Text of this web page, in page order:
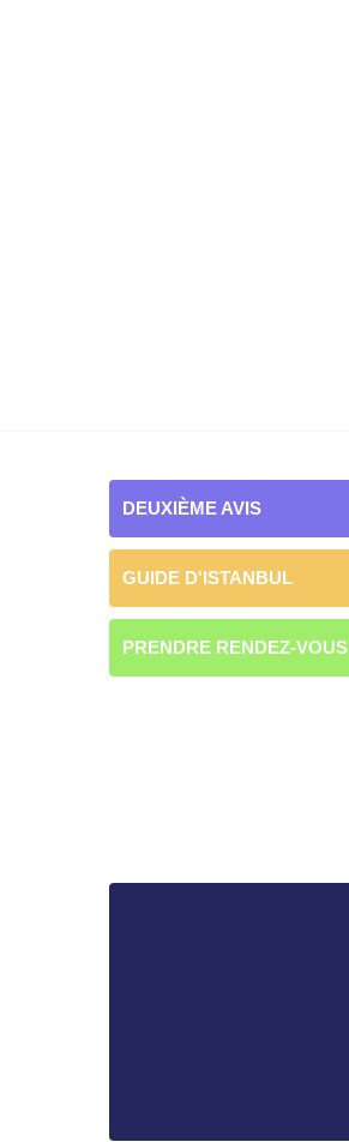
DEUXIÈME AVIS
GUIDE D'ISTANBUL
PRENDRE RENDEZ-VOUS